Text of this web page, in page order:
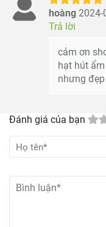
hoàng 2024-
Trả lời
cảm ơn
hạt hút
nhưng
Đánh giá của bạn